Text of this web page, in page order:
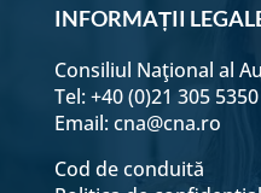
INFORMAȚII
Consiliul Naţional al
Tel: +40 (0)21 305 5350
Email: cna@cna.ro
Cod de conduită